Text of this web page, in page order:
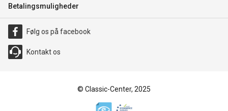
Betalingsmuligheder
Følg os på facebook
Kontakt os
© Classic-Center, 2025